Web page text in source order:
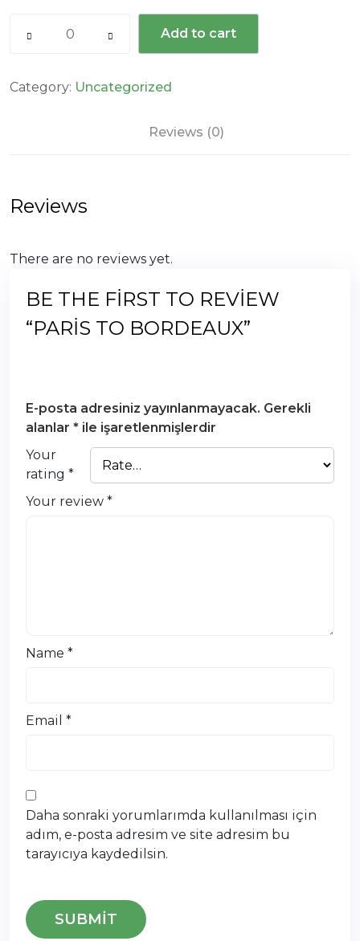
quantity
Add to cart
Category: Uncategorized
Reviews (0)
Reviews
There are no reviews yet.
BE THE FIRST TO REVIEW
“PARIS TO BORDEAUX”
E-posta adresiniz yayınlanmayacak. Gerekli
alanlar * ile işaretlenmişlerdir
Your
rating *
Your review *
Name *
Email *
Daha sonraki yorumlarımda kullanılması için
adım, e-posta adresim ve site adresim bu
tarayıcıya kaydedilsin.